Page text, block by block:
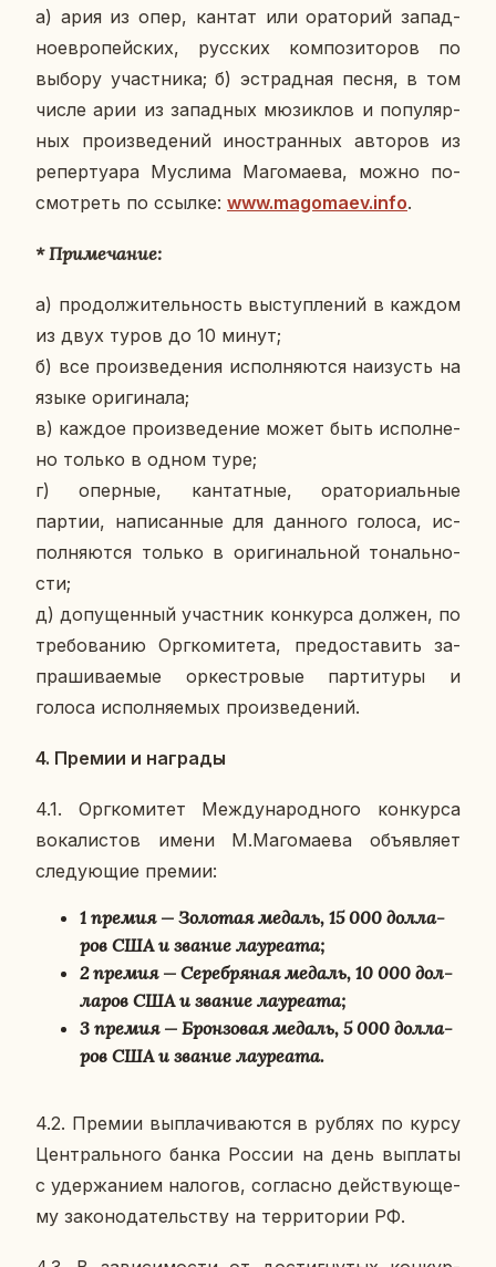
а) ария из опер, кантат или ора­то­рий за­пад­
но­ев­ро­пей­ских, рус­ских ком­по­зи­то­ров по
выбору участ­ни­ка;б) эст­рад­ная песня, в том
числе арии из за­пад­ных мю­зик­лов и по­пу­ляр­
ных про­из­ве­де­ний ино­стран­ных ав­то­ров из
ре­пер­ту­а­ра Му­сли­ма Ма­го­ма­е­ва, можно по­
смот­реть по ссылке: www.magomaev.info.
* При­ме­ча­ние:
а) про­дол­жи­тель­ность вы­ступ­ле­ний в каждом
из двух туров до 10 минут;
б) все про­из­ве­де­ния ис­пол­ня­ют­ся на­изусть на
языке ори­ги­на­ла;
в) каждое про­из­ве­де­ние может быть ис­пол­не­
но только в одном туре;
г) опер­ные, кан­тат­ные, ора­то­ри­аль­ные
партии, на­пи­сан­ные для дан­но­го голоса, ис­
пол­ня­ют­ся только в ори­ги­наль­ной то­наль­но­
сти;
д) до­пу­щен­ный участ­ник кон­кур­са должен, по
тре­бо­ва­нию Орг­ко­ми­те­та, предо­ста­вить за­
пра­ши­ва­е­мые ор­кест­ро­вые пар­ти­ту­ры и
голоса ис­пол­ня­е­мых про­из­ве­де­ний.
4. Премии и на­гра­ды
4.1. Орг­ко­ми­тет Меж­ду­на­род­но­го кон­кур­са
во­ка­ли­стов имени М.Ма­го­ма­е­ва объ­яв­ля­ет
сле­ду­ю­щие премии:
1 премия — Зо­ло­тая медаль, 15 000 дол­ла­
ров США и звание ла­у­ре­а­та;
2 премия — Се­реб­ря­ная медаль, 10 000 дол­
ла­ров США и звание ла­у­ре­а­та;
3 премия — Брон­зо­вая медаль, 5 000 дол­ла­
ров США и звание ла­у­ре­а­та.
4.2. Премии вы­пла­чи­ва­ют­ся в рублях по курсу
Цен­траль­но­го банка России на день вы­пла­ты
с удер­жа­ни­ем на­ло­гов, со­глас­но дей­ству­ю­ще­
му за­ко­но­да­тель­ству на тер­ри­то­рии РФ.